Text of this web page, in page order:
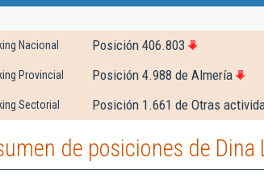
Nacional Posición 406.803
Provincial Posición 4.988 de Almería
Sectorial Posición 1.661 de Otras
de posiciones de